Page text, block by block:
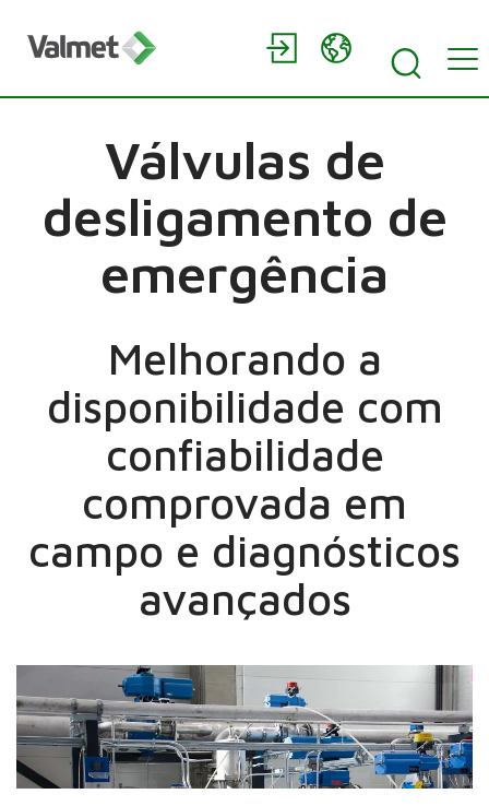
Válvulas de
desligamento de
emergência
Melhorando a
disponibilidade com
confiabilidade
comprovada em
campo e diagnósticos
avançados